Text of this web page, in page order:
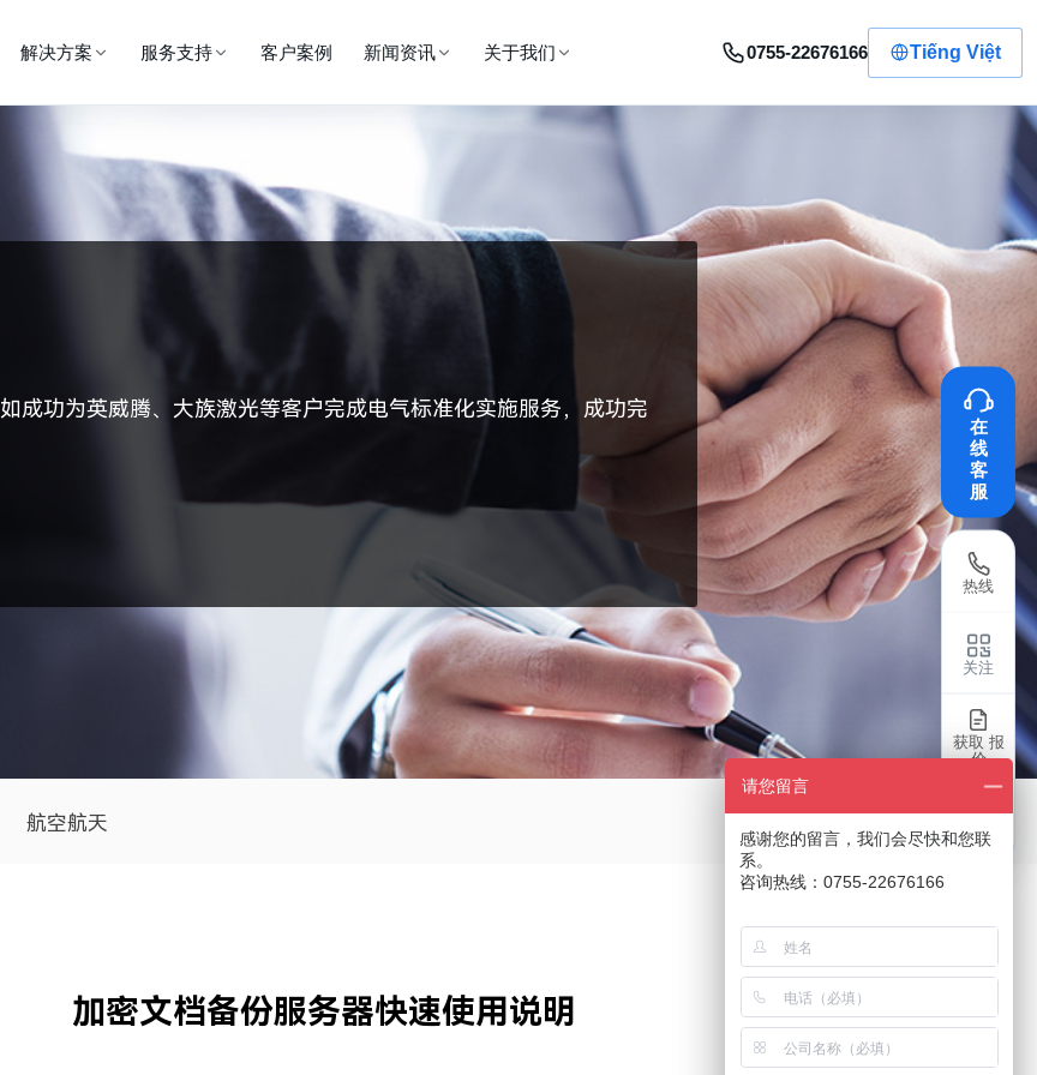
如成功为英威腾、大族激光等客户完成电气标准化实施服务，成功完
航空航天
加密文档备份服务器快速使用说明
解决方案 服务支持 客户案例 新闻资讯 关于我们 0755-22676166 Tiếng Việt
在
线
客
服
热线
关注
获取 报
价
返回
请您留言
感谢您的留言，我们会尽快和您联
系。
咨询热线：0755-22676166